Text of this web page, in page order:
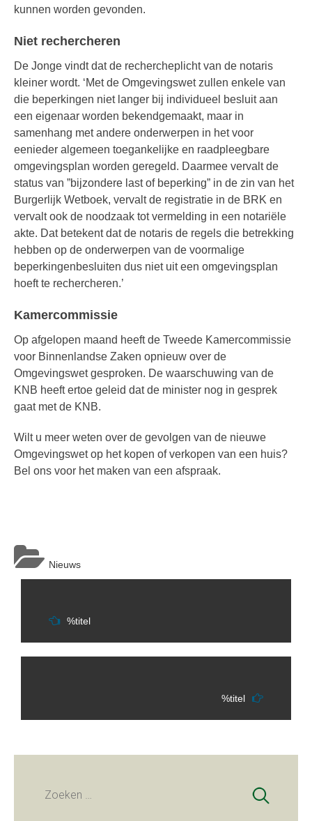
kunnen worden gevonden.
Niet rechercheren
De Jonge vindt dat de rechercheplicht van de notaris
kleiner wordt. ‘Met de Omgevingswet zullen enkele van
die beperkingen niet langer bij individueel besluit aan
een eigenaar worden bekendgemaakt, maar in
samenhang met andere onderwerpen in het voor
eenieder algemeen toegankelijke en raadpleegbare
omgevingsplan worden geregeld. Daarmee vervalt de
status van ”bijzondere last of beperking” in de zin van het
Burgerlijk Wetboek, vervalt de registratie in de BRK en
vervalt ook de noodzaak tot vermelding in een notariële
akte. Dat betekent dat de notaris de regels die betrekking
hebben op de onderwerpen van de voormalige
beperkingenbesluiten dus niet uit een omgevingsplan
hoeft te rechercheren.’
Kamercommissie
Op afgelopen maand heeft de Tweede Kamercommissie
voor Binnenlandse Zaken opnieuw over de
Omgevingswet gesproken. De waarschuwing van de
KNB heeft ertoe geleid dat de minister nog in gesprek
gaat met de KNB.
Wilt u meer weten over de gevolgen van de nieuwe
Omgevingswet op het kopen of verkopen van een huis?
Bel ons voor het maken van een afspraak.
Nieuws
Berichtnavigatie
%titel
%titel
Zoeken